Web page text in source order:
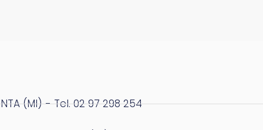
(MI) - Tel. 02 97 298 254